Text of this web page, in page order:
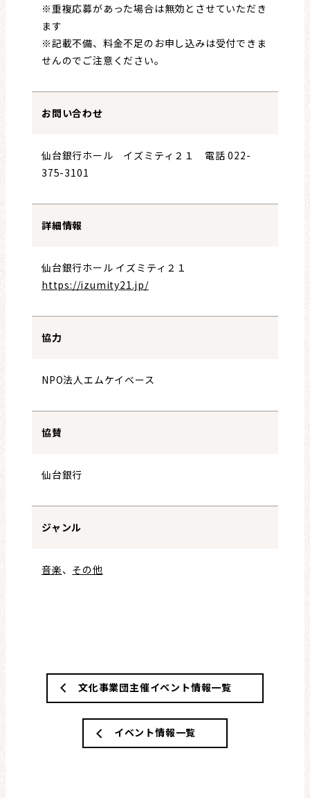
※重複応募があった場合は無効とさせていただき
ます
※記載不備、料金不足のお申し込みは受付できま
せんのでご注意ください。
お問い合わせ
仙台銀行ホール イズミティ２１ 電話 022-
375-3101
詳細情報
仙台銀行ホール イズミティ２１
https://izumity21.jp/
協力
NPO法人エムケイベース
協賛
仙台銀行
ジャンル
音楽、 その他
文化事業団主催イベント情報一覧
イベント情報一覧